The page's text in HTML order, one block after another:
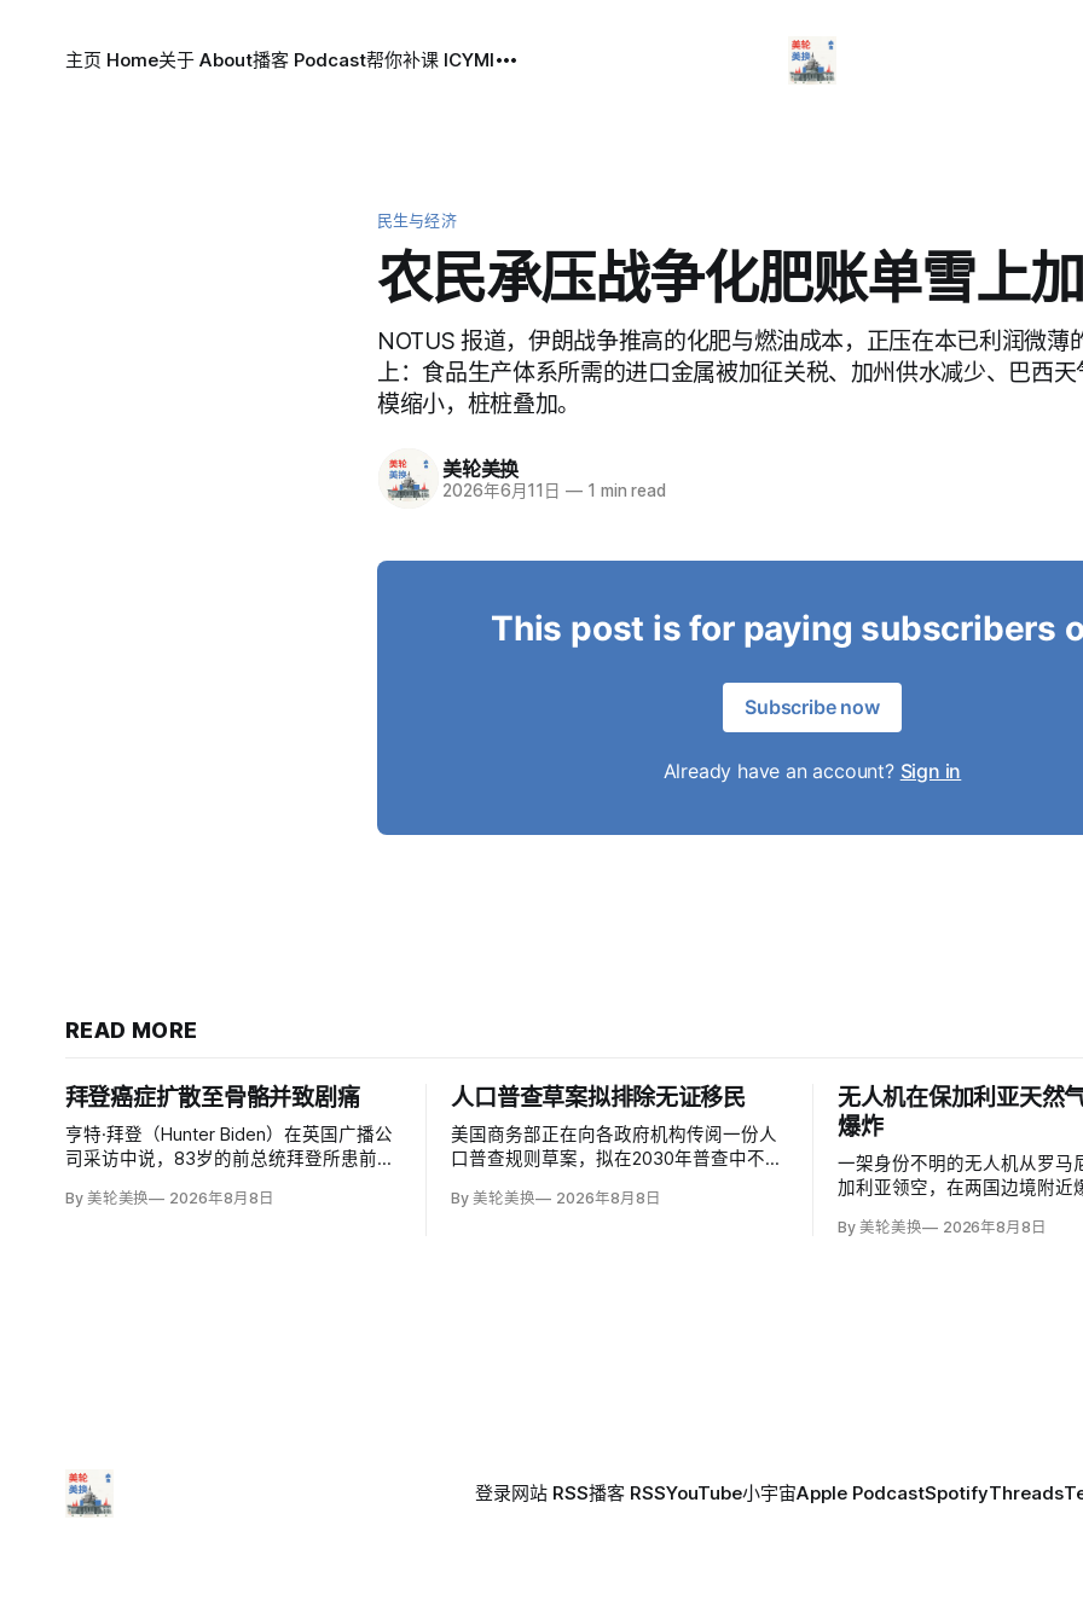
主页 Home关于 About播客 Podcast帮你补课 ICYMI
民生与经济
农民承压战争化肥账单雪上
NOTUS 报道，伊朗战争推高的化肥与燃油成本，正压在本已利润微薄
上：食品生产体系所需的进口金属被加征关税、加州供水减少、巴西
模缩小，桩桩叠加。
美轮美换
2026年6月11日 — 1 min read
This post is for paying subscribers
Subscribe now
Already have an account? Sign in
READ MORE
拜登癌症扩散至骨骼并致剧痛
亨特·拜登（Hunter Biden）在英国广播公
司采访中说，83岁的前总统拜登所患前列
剧烈疼痛，并在多个方面严重影响生活。
By 美轮美换 2026年8月8日
人口普查草案拟排除无证移民
美国商务部正在向各政府机构传阅一份人
口普查规则草案，拟在2030年普查中不计
据，理由是避免个人问题造成「扭曲」。
By 美轮美换 2026年8月8日
无人机在保加利亚天然
爆炸
一架身份不明的无人机从罗马
加利亚领空，在两国边境附近
1000米；无人伤亡，基础设
By 美轮美换 2026年8月8日
登录网站 RSS播客 RSSYouTube小宇宙Apple PodcastSpotifyThreads